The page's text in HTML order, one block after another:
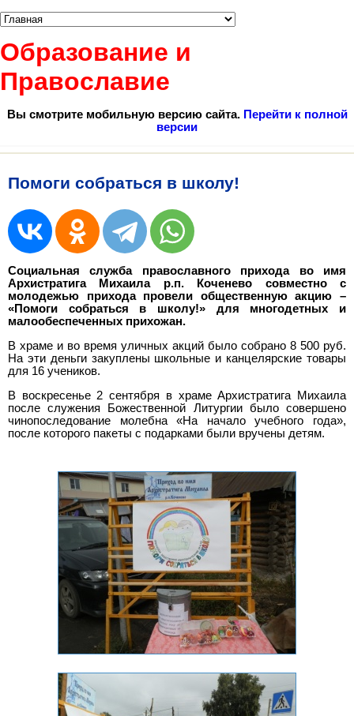
Образование и
Православие
Вы смотрите мобильную версию сайта. Перейти к полной
версии
Помоги собраться в школу!
Социальная служба православного прихода во имя
Архистратига Михаила р.п. Коченево совместно с
молодежью прихода провели общественную акцию –
«Помоги собраться в школу!» для многодетных и
малообеспеченных прихожан.
В храме и во время уличных акций было собрано 8 500 руб.
На эти деньги закуплены школьные и канцелярские товары
для 16 учеников.
В воскресенье 2 сентября в храме Архистратига Михаила
после служения Божественной Литургии было совершено
чинопоследование молебна «На начало учебного года»,
после которого пакеты с подарками были вручены детям.